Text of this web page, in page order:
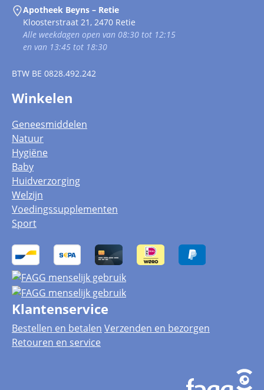
Apotheek Beyns – Retie
Kloosterstraat 21, 2470 Retie
Alle weekdagen open van 08:30 tot 12:15
en van 13:45 tot 18:30
BTW BE 0828.492.242
Winkelen
Geneesmiddelen
Natuur
Hygiëne
Baby
Huidverzorging
Welzijn
Voedingssupplementen
Sport
Klantenservice
Bestellen en betalen Verzenden en bezorgen
Retouren en service